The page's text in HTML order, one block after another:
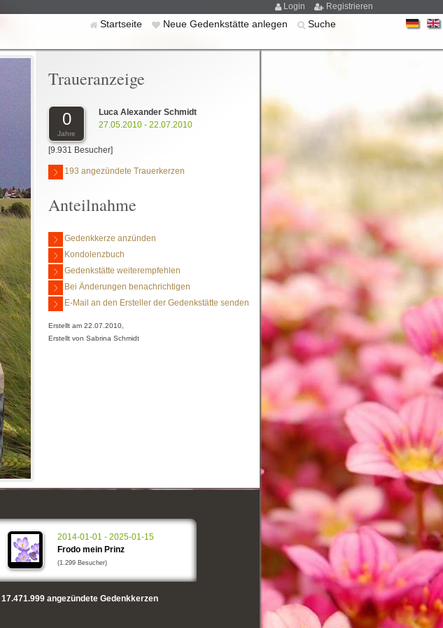
Login Registrieren
Startseite Neue Gedenkstätte anlegen Suche
Traueranzeige
0
Jahre
Luca Alexander Schmidt
27.05.2010 - 22.07.2010
[9.931 Besucher]
193 angezündete Trauerkerzen
Anteilnahme
Gedenkkerze anzünden
Kondolenzbuch
Gedenkstätte weiterempfehlen
Bei Änderungen benachrichtigen
E-Mail an den Ersteller der Gedenkstätte senden
Erstellt am 22.07.2010,
Erstellt von Sabrina Schmidt
2014-01-01 - 2025-01-15
Frodo mein Prinz
(1.299 Besucher)
17.471.999angezündete Gedenkkerzen